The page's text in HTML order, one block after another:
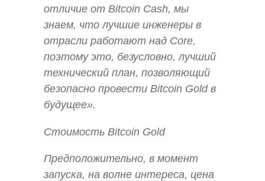
отличие от Bitcoin Cash, мы
знаем, что лучшие инженеры в
отрасли работают над Core,
поэтому это, безусловно, лучший
технический план, позволяющий
безопасно провести Bitcoin Gold в
будущее».
Стоимость Bitcoin Gold
Предположительно, в момент
запуска, на волне интереса, цена